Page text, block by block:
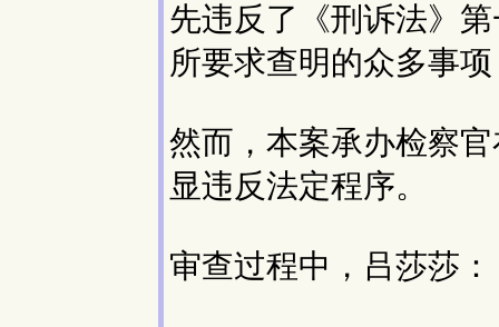
先违反了《刑诉法》
所要求查明的众多事
然而，本案承办检察
显违反法定程序。
审查过程中，吕莎莎：